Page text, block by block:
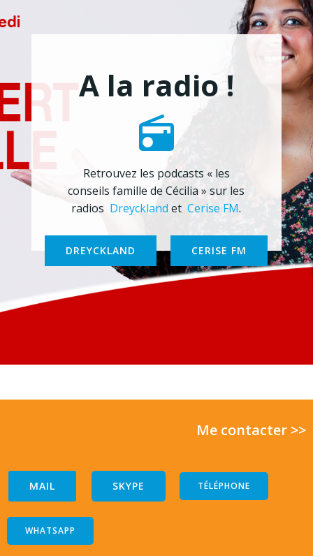
A la radio !
Retrouvez les podcasts « les
conseils famille de Cécilia » sur les
radios Dreyckland et Cerise FM.
DREYCKLAND CERISE FM
Me contacter >>
MAIL SKYPE TÉLÉPHONE
WHATSAPP